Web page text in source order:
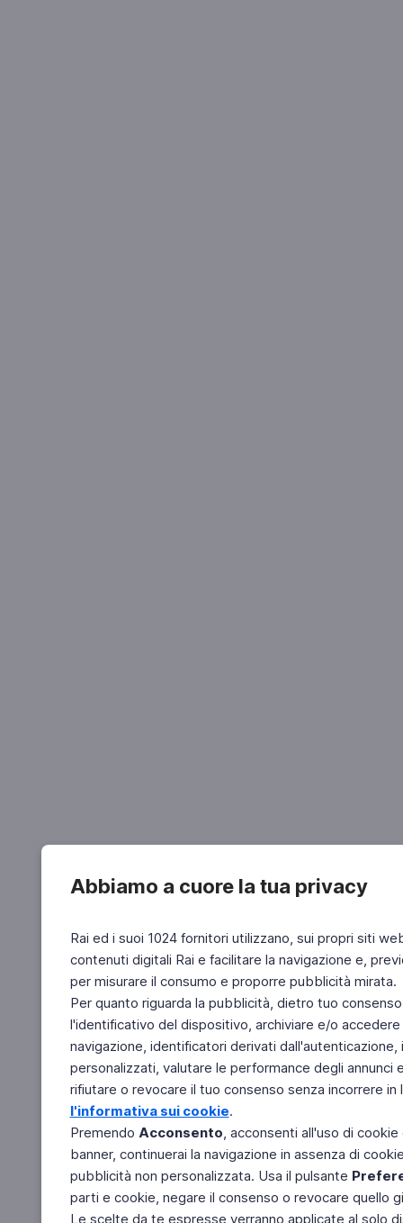
Abbiamo a cuore la tua privacy
Rai ed i suoi 1024 fornitori utilizzano, sui propri siti
contenuti digitali Rai e facilitare la navigazione e,
per misurare il consumo e proporre pubblicità mirata.
Per quanto riguarda la pubblicità, dietro tuo
l'identificativo del dispositivo, archiviare e/o
navigazione, identificatori derivati
personalizzati, valutare le performance degli
rifiutare o revocare il tuo consenso senza incorrere
l'informativa sui cookie.
Premendo Acconsento, acconsenti all'uso di
banner, continuerai la navigazione in assenza di
pubblicità non personalizzata. Usa il pulsante
parti e cookie, negare il consenso o revocare quello
Le scelte da te espresse verranno applicate al solo